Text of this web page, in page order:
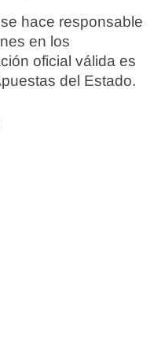
hace responsable
en los
oficial válida es
del Estado.